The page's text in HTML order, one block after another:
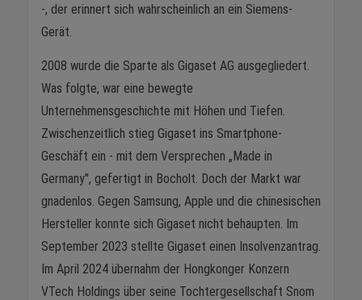
-, der erinnert sich wahrscheinlich an ein Siemens-
Gerät.
2008 wurde die Sparte als Gigaset AG ausgegliedert.
Was folgte, war eine bewegte
Unternehmensgeschichte mit Höhen und Tiefen.
Zwischenzeitlich stieg Gigaset ins Smartphone-
Geschäft ein - mit dem Versprechen „Made in
Germany", gefertigt in Bocholt. Doch der Markt war
gnadenlos. Gegen Samsung, Apple und die chinesischen
Hersteller konnte sich Gigaset nicht behaupten. Im
September 2023 stellte Gigaset einen Insolvenzantrag.
Im April 2024 übernahm der Hongkonger Konzern
VTech Holdings über seine Tochtergesellschaft Snom